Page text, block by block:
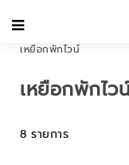
หน้าแรก
เหยือกพักไวน์
เหยือกพักไว
8 รายการ